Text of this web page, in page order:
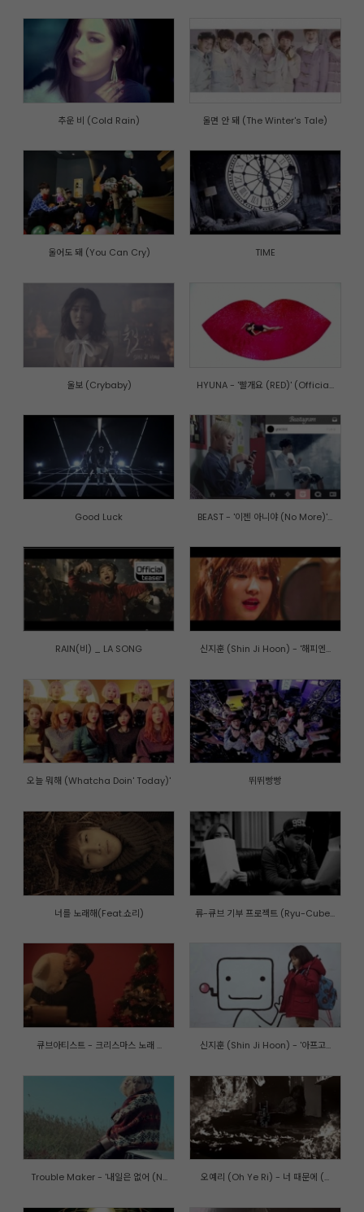
추운 비 (Cold Rain) 울면 안 돼 (The Winter's Tale)
울어도 돼 (You Can Cry) TIME
울보 (Crybaby) HYUNA - '빨개요 (RED)' (Officia...
Good Luck BEAST - '이젠 아니야 (No More)'...
RAIN(비) _ LA SONG 신지훈 (Shin Ji Hoon) - '해피엔...
오늘 뭐해 (Whatcha Doin' Today)' 뛰뛰빵빵
너를 노래해(Feat.쇼리) 류-큐브 기부 프로젝트 (Ryu-Cube...
큐브아티스트 - 크리스마스 노래 ... 신지훈 (Shin Ji Hoon) - '아프고...
Trouble Maker - '내일은 없어 (N... 오예리 (Oh Ye Ri) - 너 때문에 (...